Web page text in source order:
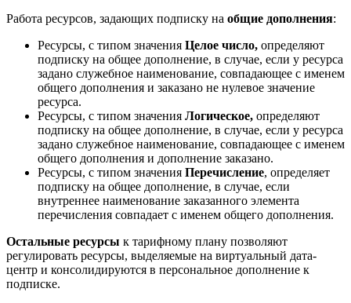
Работа ресурсов, задающих подписку на общие дополнения:
Ресурсы, с типом значения Целое число, определяют
подписку на общее дополнение, в случае, если у ресурса
задано служебное наименование, совпадающее с именем
общего дополнения и заказано не нулевое значение
ресурса.
Ресурсы, с типом значения Логическое, определяют
подписку на общее дополнение, в случае, если у ресурса
задано служебное наименование, совпадающее с именем
общего дополнения и дополнение заказано.
Ресурсы, с типом значения Перечисление, определяет
подписку на общее дополнение, в случае, если
внутреннее наименование заказанного элемента
перечисления совпадает с именем общего дополнения.
Остальные ресурсы к тарифному плану позволяют
регулировать ресурсы, выделяемые на виртуальный дата-
центр и консолидируются в персональное дополнение к
подписке.